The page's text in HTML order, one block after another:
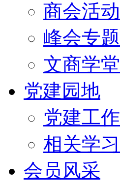
商会活动
峰会专题
文商学堂
党建园地
党建工作
相关学习
会员风采